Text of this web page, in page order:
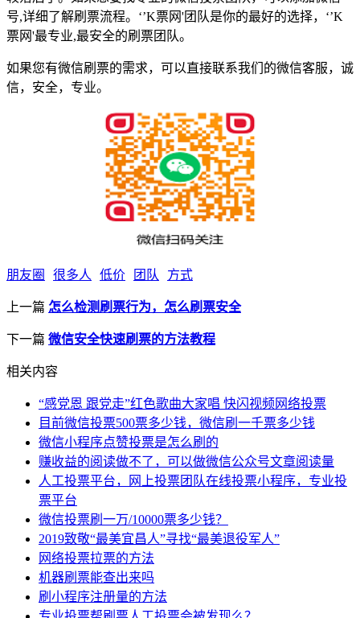
号,详细了解刷票流程。‘’K票网'团队是你的最好的选择，‘’K
票网'最专业,最安全的刷票团队。
如果您有微信刷票的需求，可以直接联系我们的微信客服，诚
信，安全，专业。
朋友圈 很多人 低价 团队 方式
上一篇 怎么检测刷票行为，怎么刷票安全
下一篇 微信安全快速刷票的方法教程
相关内容
“感党恩 跟党走”红色歌曲大家唱 快闪视频网络投票
目前微信投票500票多少钱，微信刷一千票多少钱
微信小程序点赞投票是怎么刷的
赚收益的阅读做不了，可以做微信公众号文章阅读量
人工投票平台，网上投票团队在线投票小程序，专业投
票平台
微信投票刷一万/10000票多少钱？
2019致敬“最美宜昌人”寻找“最美退役军人”
网络投票拉票的方法
机器刷票能查出来吗
刷小程序注册量的方法